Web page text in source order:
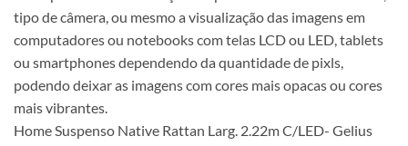
tipo de câmera, ou mesmo a visualização das imagens em
computadores ou notebooks com telas LCD ou LED, tablets
ou smartphones dependendo da quantidade de pixls,
podendo deixar as imagens com cores mais opacas ou cores
mais vibrantes.
Home Suspenso Native Rattan Larg. 2.22m C/LED- Gelius